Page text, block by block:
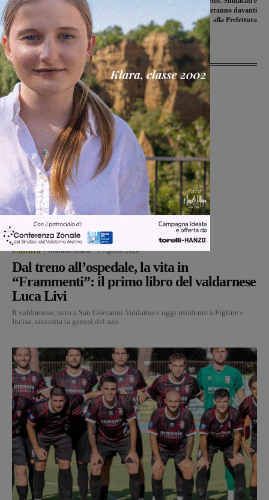
Sanni
lavoratori manifesteranno davanti
alla Prefettura
Ultime Notizie
Cultura Martina Giardi -9 Agosto 2026
Dal treno all’ospedale, la vita in
“Frammenti”: il primo libro del valdarnese
Luca Livi
Il valdarnese, nato a San Giovanni Valdarno e oggi residente a Figline e
Incisa, racconta la genesi del suo...